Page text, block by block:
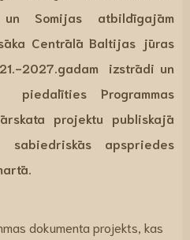
Somijas atbildīgajām
Centrālā Baltijas jūras
2027.gadam izstrādi un
Programmas
projektu publiskajā
apspriedes
dokumenta projekts, kas